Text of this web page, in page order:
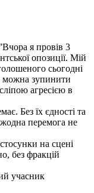
я провів 3
опозиції. Мій
сьогодні
можна зупинити
агресією в
Без їх єдності та
перемога не
на сцені
без фракцій
учасник